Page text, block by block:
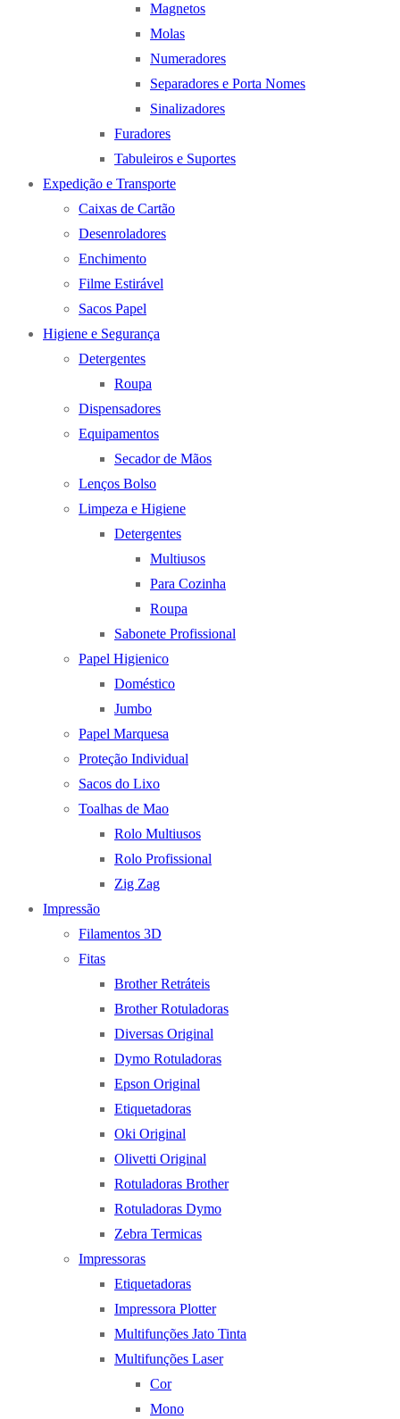
Magnetos
Molas
Numeradores
Separadores e Porta Nomes
Sinalizadores
Furadores
Tabuleiros e Suportes
Expedição e Transporte
Caixas de Cartão
Desenroladores
Enchimento
Filme Estirável
Sacos Papel
Higiene e Segurança
Detergentes
Roupa
Dispensadores
Equipamentos
Secador de Mãos
Lenços Bolso
Limpeza e Higiene
Detergentes
Multiusos
Para Cozinha
Roupa
Sabonete Profissional
Papel Higienico
Doméstico
Jumbo
Papel Marquesa
Proteção Individual
Sacos do Lixo
Toalhas de Mao
Rolo Multiusos
Rolo Profissional
Zig Zag
Impressão
Filamentos 3D
Fitas
Brother Retráteis
Brother Rotuladoras
Diversas Original
Dymo Rotuladoras
Epson Original
Etiquetadoras
Oki Original
Olivetti Original
Rotuladoras Brother
Rotuladoras Dymo
Zebra Termicas
Impressoras
Etiquetadoras
Impressora Plotter
Multifunções Jato Tinta
Multifunções Laser
Cor
Mono